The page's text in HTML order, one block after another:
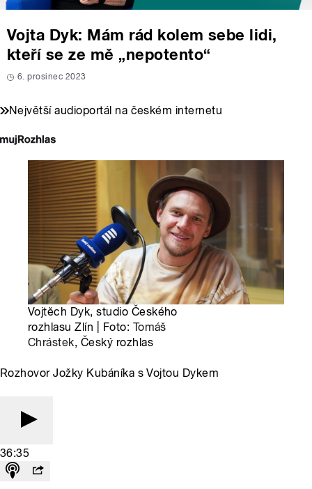
Vojta Dyk: Mám rád kolem sebe lidi,
kteří se ze mě „nepotento“
6. prosinec 2023
Největší audioportál na českém internetu
Vojtěch Dyk, studio Českého
rozhlasu Zlín | Foto: Tomáš
Chrástek, Český rozhlas
Rozhovor Jožky Kubáníka s Vojtou Dykem
36:35